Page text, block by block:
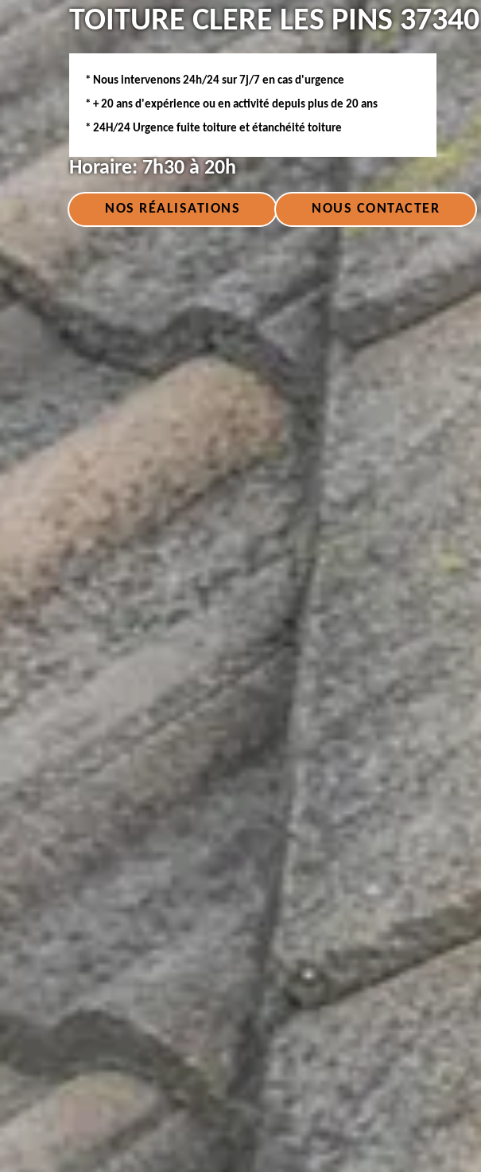
TOITURE CLERE LES PINS 37340
* Nous intervenons 24h/24 sur 7j/7 en cas d'urgence
* + 20 ans d'expérience ou en activité depuis plus de 20 ans
* 24H/24 Urgence fuite toiture et étanchéité toiture
Horaire:7h30 à 20h
NOS RÉALISATIONS NOUS CONTACTER